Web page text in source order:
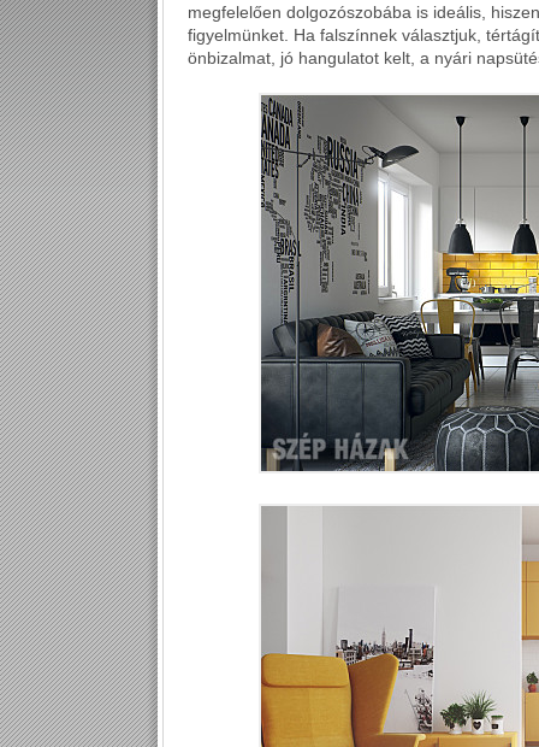
megfelelően dolgozószobába is ideális,
figyelmünket. Ha falszínnek választjuk,
önbizalmat, jó hangulatot kelt, a nyári